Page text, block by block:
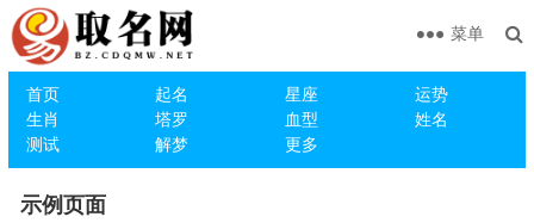
首页 起名 星座
运势
生肖
塔罗 血型
姓名
测试
解梦 更多
菜单
示例页面